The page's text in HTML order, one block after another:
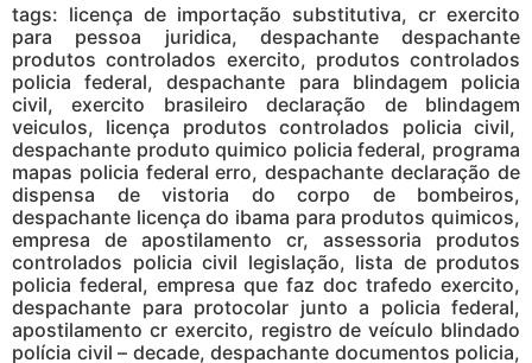
tags: licença de importação substitutiva, cr exercito
para pessoa juridica, despachante despachante
produtos controlados exercito, produtos controlados
policia federal, despachante para blindagem policia
civil, exercito brasileiro declaração de blindagem
veiculos, licença produtos controlados policia civil,
despachante produto quimico policia federal, programa
mapas policia federal erro, despachante declaração de
dispensa de vistoria do corpo de bombeiros,
despachante licença do ibama para produtos quimicos,
empresa de apostilamento cr, assessoria produtos
controlados policia civil legislação, lista de produtos
policia federal, empresa que faz doc trafedo exercito,
despachante para protocolar junto a policia federal,
apostilamento cr exercito, registro de veículo blindado
polícia civil – decade, despachante documentos policia,